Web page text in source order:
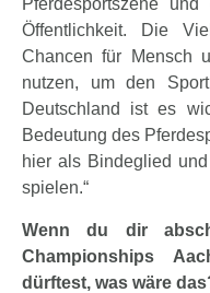
Pferdesportszene
Öffentlichkeit. Die
Chancen für Mensch
nutzen, um den
Deutschland ist es
Bedeutung des
hier als Bindeglied
spielen.“
Wenn du dir
Championships
dürftest, was wäre